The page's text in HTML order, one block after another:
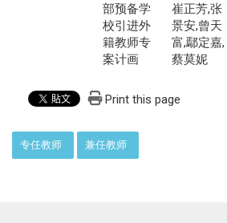
部预备学
校引进外
籍教师专
案计画
崔正芳,张
景安,曾天
富,鄢定嘉,
蔡莫妮
Print this page
专任教师 兼任教师